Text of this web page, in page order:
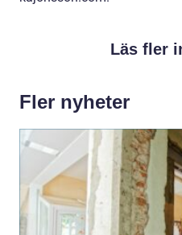
Läs fler
Fler nyheter